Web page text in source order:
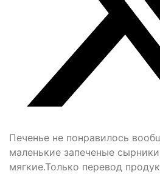
Печенье не понравилось
маленькие запеченые
мягкие.Только перевод